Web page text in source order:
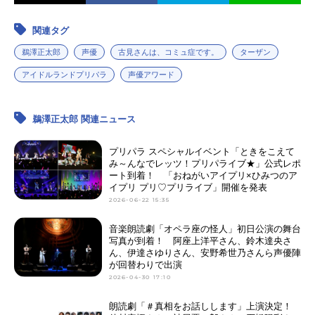
関連タグ
鵜澤正太郎 声優 古見さんは、コミュ症です。 ターザン
アイドルランドプリパラ 声優アワード
鵜澤正太郎 関連ニュース
プリパラ スペシャルイベント「ときをこえて
み～んなでレッツ！プリパライブ★」公式レポ
ート到着！ 「おねがいアイプリ×ひみつのア
イプリ プリ♡プリライブ」開催を発表
2026-06-22 15:35
音楽朗読劇「オペラ座の怪人」初日公演の舞台
写真が到着！ 阿座上洋平さん、鈴木達央さ
ん、伊達さゆりさん、安野希世乃さんら声優陣
が回替わりで出演
2026-04-30 17:10
朗読劇「＃真相をお話しします」上演決定！